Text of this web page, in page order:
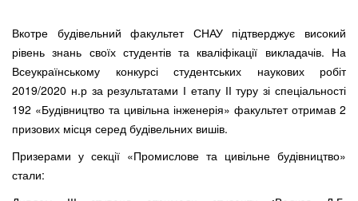
Вкотре будівельний факультет СНАУ підтверджує високий
рівень знань своїх студентів та кваліфікації викладачів. На
Всеукраїнському конкурсі студентських наукових робіт
2019/2020 н.р за результатами І етапу ІІ туру зі спеціальності
192 «Будівництво та цивільна інженерія» факультет отримав 2
призових місця серед будівельних вишів.
Призерами у секції «Промислове та цивільне будівництво»
стали: